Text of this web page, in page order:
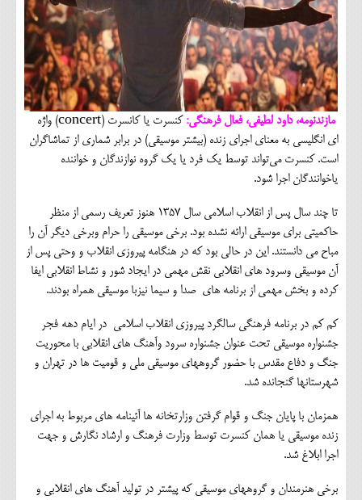
مازندنومه، داود لطیفی، فعال فرهنگی:
کنسرت یا کانسرت (concert) واژه
ای انگلیسی به معنای اجرای زنده (بیشتر موسیقی) در برابر شماری از تماشاگران
است. کنسرت می‌تواند توسط یک فرد یا یک گروه نوازندگان و خواننده
یاخوانندگان اجرا شود.
تا چند سال پس از انقلاب اسلامی سال ۱۳۵۷ هنوز تعریف رسمی از منظر
حاکمیتی برای موسیقی ارائه نشده بود. برخی موسیقی را حرام وبرخی دیگر آن را
مباح می دانستند. این در حالی بود که در هنگامه پیروزی انقلاب و وحتی پس از
آن موسیقی وسرود های انقلابی نقش مهمی در ایجاد شور و نشاط انقلابی ایفا
کرده و بخش مهمی از برنامه های صدا و سیما نیزبا موسیقی همراه بودند.
کم کم در برنامه فرهنگی سالگرد پیروزی انقلاب اسلامی در ایام دهه فجر
جشنواره موسیقی تحت عنوان جشنواره سرود وآهنگ های انقلابی با محوریت
جنگ و دفاع مقدس با حضور گروههای موسیقی ملی و قومیت ها در تهران و
شهرستانها گنجانده شد.
همزمان با پایان جنگ و قوام گرفتن وزارتخانه ها آئینامه های مربوط به اجرای
زنده موسیقی یا همان کنسرت توسط وزارت فرهنگ و ارشاد نگارش و جهت
اجرا ابلاغ شد.
برخی هنرمندان و گروههای موسیقی که پیشتر در تولید آهنگ های انقلابی و